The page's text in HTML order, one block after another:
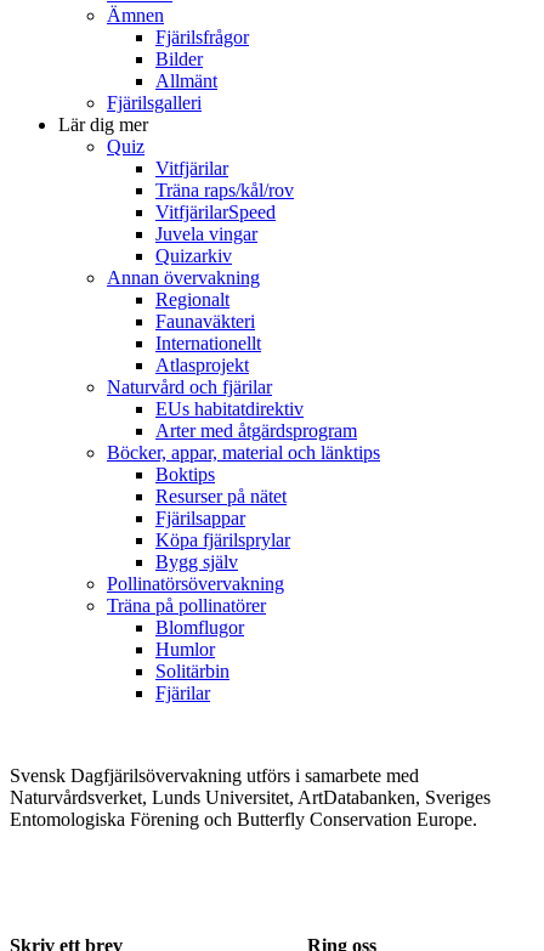
Ämnen
Fjärilsfrågor
Bilder
Allmänt
Fjärilsgalleri
Lär dig mer
Quiz
Vitfjärilar
Träna raps/kål/rov
VitfjärilarSpeed
Juvela vingar
Quizarkiv
Annan övervakning
Regionalt
Faunaväkteri
Internationellt
Atlasprojekt
Naturvård och fjärilar
EUs habitatdirektiv
Arter med åtgärdsprogram
Böcker, appar, material och länktips
Boktips
Resurser på nätet
Fjärilsappar
Köpa fjärilsprylar
Bygg själv
Pollinatörsövervakning
Träna på pollinatörer
Blomflugor
Humlor
Solitärbin
Fjärilar
Svensk Dagfjärilsövervakning utförs i samarbete med
Naturvårdsverket, Lunds Universitet, ArtDatabanken, Sveriges
Entomologiska Förening och Butterfly Conservation Europe.
Skriv ett brev Ring oss